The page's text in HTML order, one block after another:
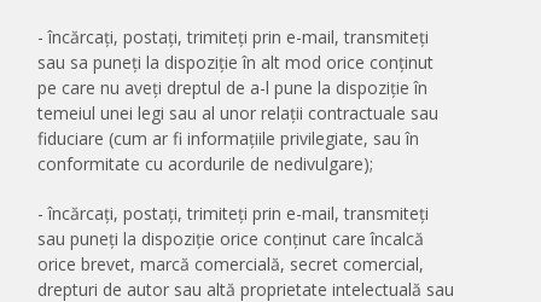
- încărcați, postați, trimiteți prin e-mail, transmiteți
sau sa puneți la dispoziție în alt mod orice conținut
pe care nu aveți dreptul de a-l pune la dispoziție în
temeiul unei legi sau al unor relații contractuale sau
fiduciare (cum ar fi informațiile privilegiate, sau în
conformitate cu acordurile de nedivulgare);
- încărcați, postați, trimiteți prin e-mail, transmiteți
sau puneți la dispoziție orice conținut care încalcă
orice brevet, marcă comercială, secret comercial,
drepturi de autor sau altă proprietate intelectuală sau